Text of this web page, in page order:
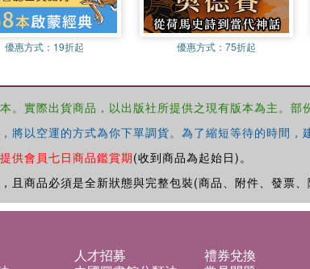
優惠方式： 19折起 優惠方式：75折起
。實際出貨商品，以出版社所提供之現有版本為主。部
將以空運的方式為你下單調貨。為了縮短等待的時間
提供會員七日商品鑑賞期(收到商品為起始日)。
且商品必須是全新狀態與完整包裝(商品、附件、發票、
人才招募 禮券兌換